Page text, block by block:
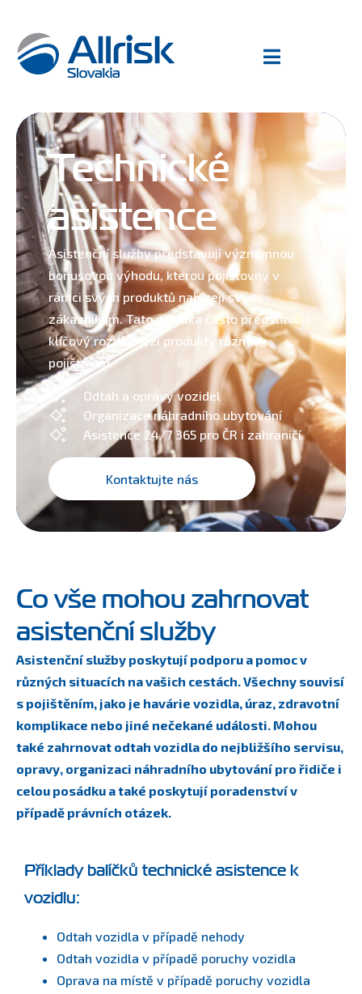
Technické
asistence
Asistenční služby představují významnou
bonusovou výhodu, kterou pojišťovny v
rámci svých produktů nabízejí svým
zákazníkům. Tato nabídka často představuje
klíčový rozdíl mezi produkty různých
pojišťoven.
Odtah a opravy vozidel
Organizace náhradního ubytování
Asistence 24/7 365 pro ČR i zahraničí
Kontaktujte nás
Co vše mohou zahrnovat
asistenční služby
Asistenční služby poskytují podporu a pomoc v
různých situacích na vašich cestách. Všechny souvisí
s pojištěním, jako je havárie vozidla, úraz, zdravotní
komplikace nebo jiné nečekané události. Mohou
také zahrnovat odtah vozidla do nejbližšího servisu,
opravy, organizaci náhradního ubytování pro řidiče i
celou posádku a také poskytují poradenství v
případě právních otázek.
Příklady balíčků technické asistence k
vozidlu:
Odtah vozidla v případě nehody
Odtah vozidla v případě poruchy vozidla
Oprava na místě v případě poruchy vozidla